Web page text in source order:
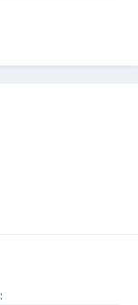
: